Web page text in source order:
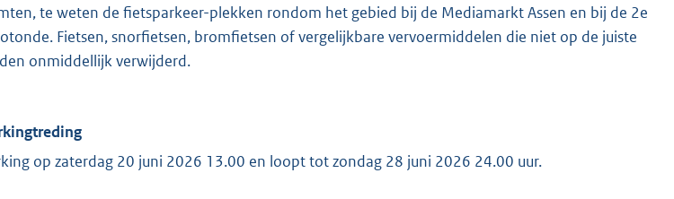
te weten de fietsparkeer-plekken rondom het gebied bij de Mediamarkt Assen en bij de 2e
Fietsen, snorfietsen, bromfietsen of vergelijkbare vervoermiddelen die niet op de juiste
onmiddellijk verwijderd.
op zaterdag 20 juni 2026 13.00 en loopt tot zondag 28 juni 2026 24.00 uur.